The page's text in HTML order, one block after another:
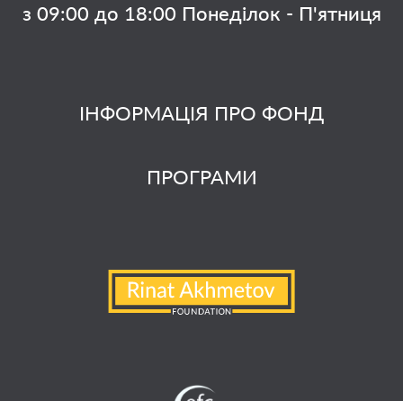
ІНФОРМАЦІЯ ПРО ФОНД
ПРОГРАМИ
з 09:00 до 18:00 Понеділок - П'ятниця